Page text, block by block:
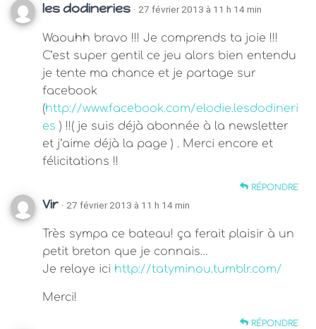
les dodineries · 27 février 2013 à 11 h 14 min
Waouhh bravo !!! Je comprends ta joie !!!
C’est super gentil ce jeu alors bien entendu
je tente ma chance et je partage sur
facebook
(http://www.facebook.com/elodie.lesdodineri
es ) !!( je suis déjà abonnée à la newsletter
et j’aime déjà la page ) . Merci encore et
félicitations !!
RÉPONDRE
Vir · 27 février 2013 à 11 h 14 min
Très sympa ce bateau! ça ferait plaisir à un
petit breton que je connais…
Je relaye ici http://tatyminou.tumblr.com/
Merci!
RÉPONDRE